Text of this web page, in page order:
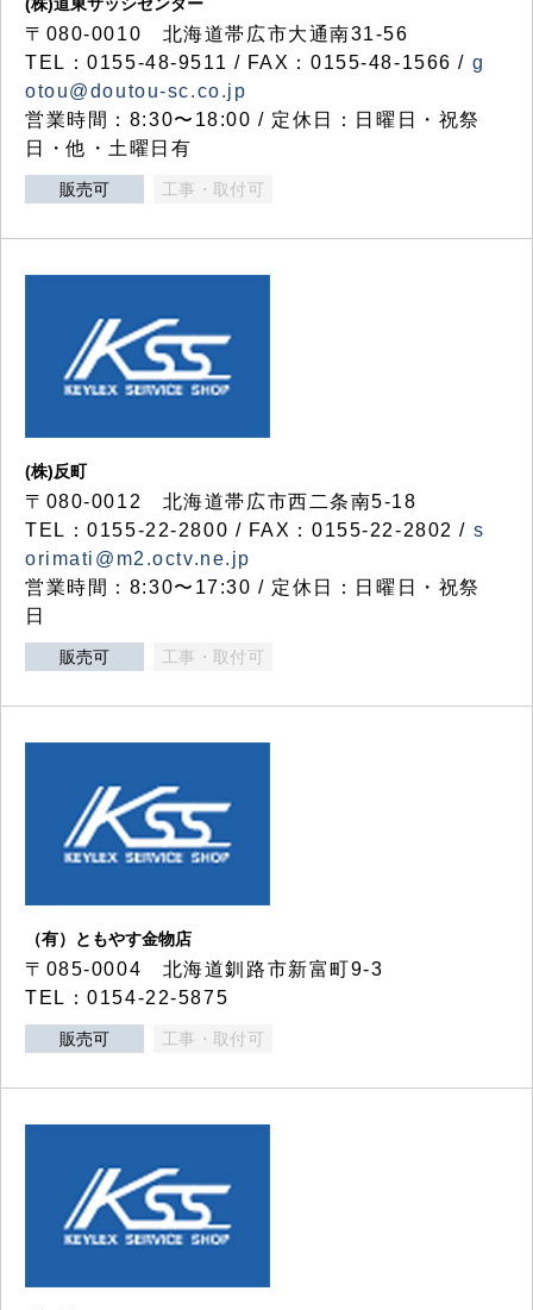
〒080-0010 北海道帯広市大通南31-56
TEL：0155-48-9511 / FAX：0155-48-1566 / g
otou@doutou-sc.co.jp
営業時間：8:30〜18:00 / 定休日：日曜日・祝祭
日・他・土曜日有
販売可 工事・取付可
(株)反町
〒080-0012 北海道帯広市西二条南5-18
TEL：0155-22-2800 / FAX：0155-22-2802 / s
orimati@m2.octv.ne.jp
営業時間：8:30〜17:30 / 定休日：日曜日・祝祭
日
販売可 工事・取付可
（有）ともやす金物店
〒085-0004 北海道釧路市新富町9-3
TEL：0154-22-5875
販売可 工事・取付可